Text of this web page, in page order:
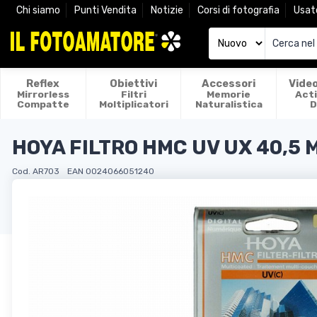
Chi siamo Punti Vendita Notizie Corsi di fotografia
Reflex
Mirrorless
Compatte
Obiettivi
Filtri
Moltiplicatori
Accessori
Memorie
Naturalistica
HOYA FILTRO HMC UV UX 40,5
Cod. AR703 EAN 0024066051240